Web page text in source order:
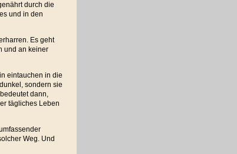
durch die
und in den
Es geht
und an keiner
eintauchen in die
sondern sie
dann,
tägliches Leben
Weg. Und